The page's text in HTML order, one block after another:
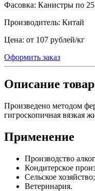
Фасовка: Канистры по 25
Производитель: Китай
Цена: от 107 рублей/кг
Оформить заказ
Описание
Произведено методом
гигроскопичная вязкая
Применение
Производство
Кондитерское
Сельское хозяйство;
Ветеринария.